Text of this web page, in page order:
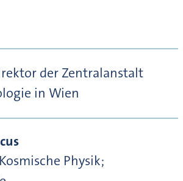
der Zentralanstalt
in Wien
Physik;